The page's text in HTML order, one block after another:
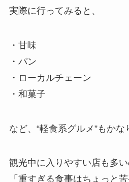
実際に行ってみると、
・甘味
・パン
・ローカルチェーン
・和菓子
など、“軽食系グルメ”もかな
観光中に入りやすい店も多い
「重すぎる食事はちょっと